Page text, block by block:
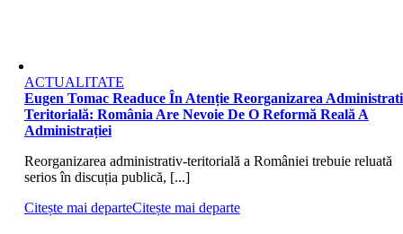
ACTUALITATE
Eugen Tomac Readuce În Atenție Reorganizarea
Teritorială: România Are Nevoie De O Reformă Reală A
Administrației
Reorganizarea administrativ-teritorială a României trebuie reluată
serios în discuția publică, [...]
Citește mai departeCitește mai departe